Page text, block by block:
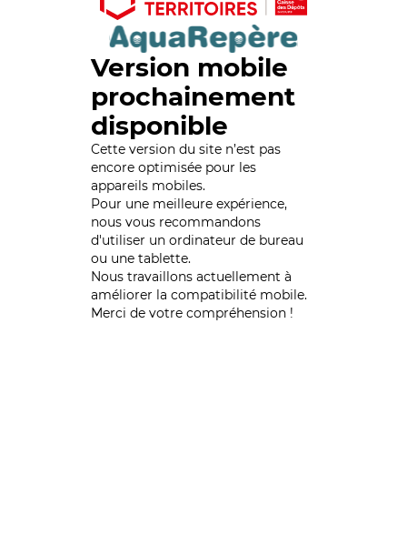
Version mobile
prochainement
disponible
Cette version du site n’est pas
encore optimisée pour les
appareils mobiles.
Pour une meilleure expérience,
nous vous recommandons
d'utiliser un ordinateur de bureau
ou une tablette.
Nous travaillons actuellement à
améliorer la compatibilité mobile.
Merci de votre compréhension !